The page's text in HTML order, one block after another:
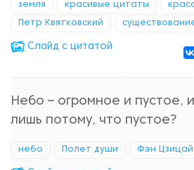
земля красивые цитаты
Петр Квятковский
Cлайд с цитатой
Небо – огромное и пустое,
лишь потому, что пустое?
небо Полет души Фэн Цзицай